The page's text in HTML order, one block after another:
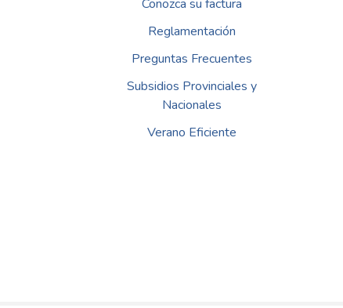
Conozca su factura
Reglamentación
Preguntas Frecuentes
Subsidios Provinciales y
Nacionales
Verano Eficiente